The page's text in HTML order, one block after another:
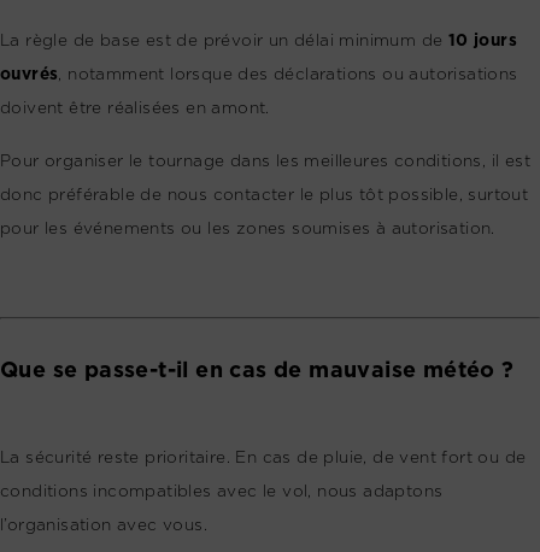
La règle de base est de prévoir un délai minimum de 10 jours
ouvrés, notamment lorsque des déclarations ou autorisations
doivent être réalisées en amont.
Pour organiser le tournage dans les meilleures conditions, il est
donc préférable de nous contacter le plus tôt possible, surtout
pour les événements ou les zones soumises à autorisation.
Que se passe-t-il en cas de mauvaise météo ?
La sécurité reste prioritaire. En cas de pluie, de vent fort ou de
conditions incompatibles avec le vol, nous adaptons
l’organisation avec vous.